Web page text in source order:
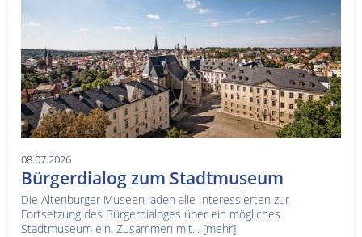
08.07.2026
Bürgerdialog zum Stadtmuseum
Die Altenburger Museen laden alle Interessierten zur
Fortsetzung des Bürgerdialoges über ein mögliches
Stadtmuseum ein. Zusammen mit... [mehr]